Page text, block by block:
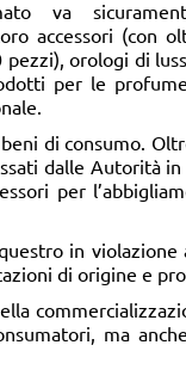
va
accessori (con
pezzi), orologi di
per le
di consumo.
dalle Autorità
per
in violazione
di origine e
ma